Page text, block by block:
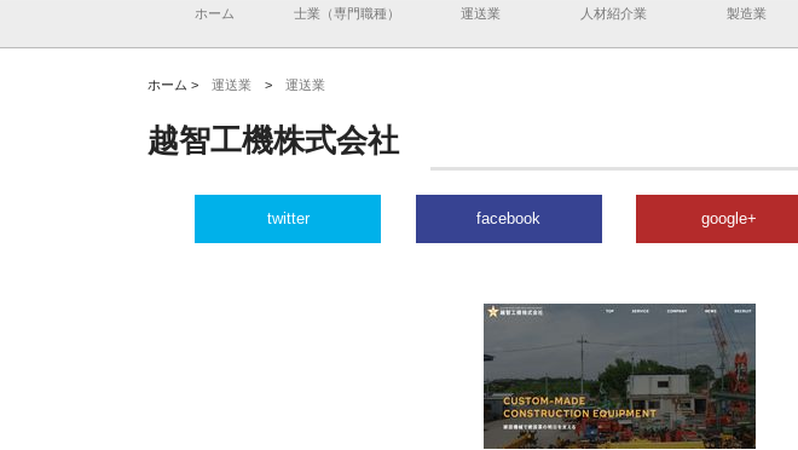
ホーム 士業（専門職種） 運送業 人材紹介業 製造業
ホーム > 運送業 > 運送業
越智工機株式会社
twitter facebook google+